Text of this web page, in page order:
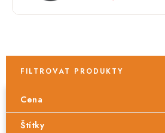
FILTROVAT PRODUKTY
Cena
Štítky